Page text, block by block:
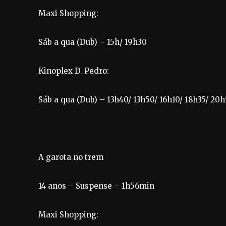
Maxi Shopping:
Sáb a qua (Dub) – 15h/ 19h30
Kinoplex D. Pedro:
Sáb a qua (Dub) – 13h40/ 13h50/ 16h10/ 18h35/
A garota no trem
14 anos – Suspense – 1h56min
Maxi Shopping: